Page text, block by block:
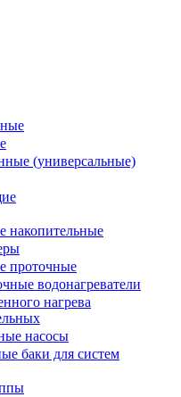
(универсальные)
накопительные
проточные
водонагреватели
нагрева
насосы
баки для систем